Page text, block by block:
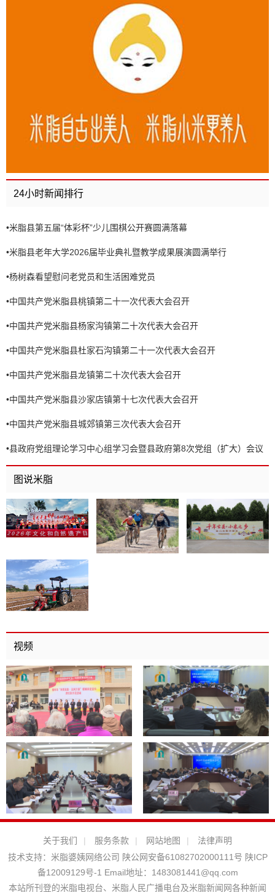
24小时新闻排行
•米脂县第五届“体彩杯”少儿围棋公开赛圆满落幕
•米脂县老年大学2026届毕业典礼暨教学成果展演圆满举行
•杨树森看望慰问老党员和生活困难党员
•中国共产党米脂县桃镇第二十一次代表大会召开
•中国共产党米脂县杨家沟镇第二十次代表大会召开
•中国共产党米脂县杜家石沟镇第二十一次代表大会召开
•中国共产党米脂县龙镇第二十次代表大会召开
•中国共产党米脂县沙家店镇第十七次代表大会召开
•中国共产党米脂县城郊镇第三次代表大会召开
•县政府党组理论学习中心组学习会暨县政府第8次党组（扩大）会议
召开
图说米脂
视频
关于我们 | 服务条款 | 网站地图 |
法律声明
技术支持： 米脂婆姨网络公司 陕公网安备61082702000111号 陕ICP
备12009129号-1 Email地址： 1483081441@qq.com
本站所刊登的米脂电视台、米脂人民广播电台及米脂新闻网各种新闻